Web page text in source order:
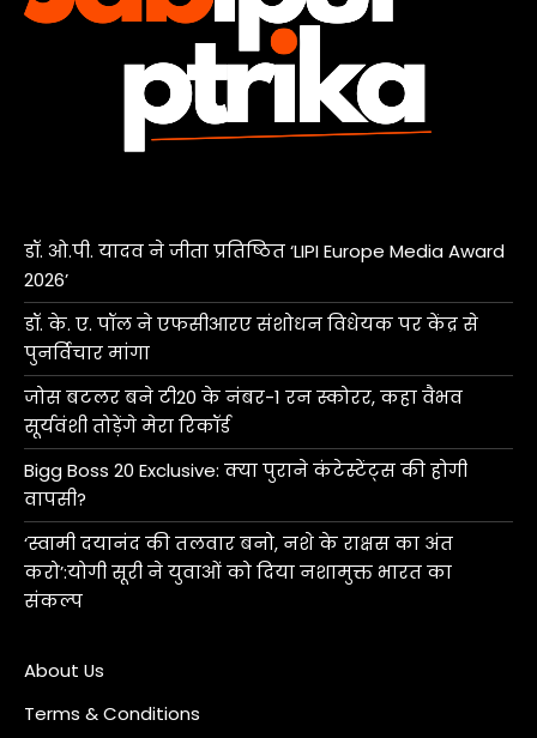
डॉ. ओ.पी. यादव ने जीता प्रतिष्ठित ‘LIPI Europe Media Award
2026’
डॉ. के. ए. पॉल ने एफसीआरए संशोधन विधेयक पर केंद्र से
पुनर्विचार मांगा
जोस बटलर बने टी20 के नंबर-1 रन स्कोरर, कहा वैभव
सूर्यवंशी तोड़ेंगे मेरा रिकॉर्ड
Bigg Boss 20 Exclusive: क्या पुराने कंटेस्टेंट्स की होगी
वापसी?
‘स्वामी दयानंद की तलवार बनो, नशे के राक्षस का अंत
करो’:योगी सूरी ने युवाओं को दिया नशामुक्त भारत का
संकल्प
About Us
Terms & Conditions